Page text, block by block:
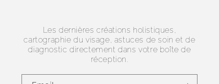
Les dernières créations holistiques,
cartographie du visage, astuces de soin et de
diagnostic directement dans votre boîte de
réception.